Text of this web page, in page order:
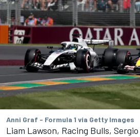
Anni Graf - Formula 1 via Getty Images
Liam Lawson, Racing Bulls,